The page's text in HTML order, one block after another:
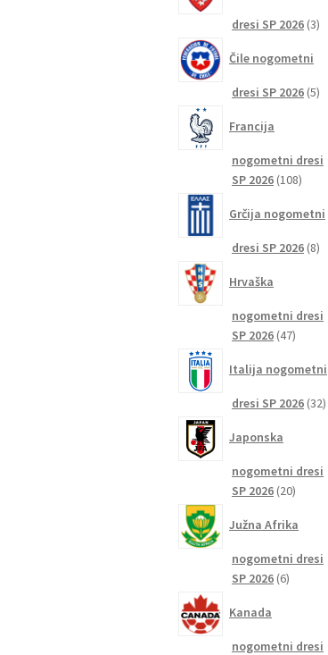
dresi SP 2026 33
Čile nogometni
dresi SP 2026 55
Francija
nogometni dresi
SP 2026 108108
Grčija nogometni
dresi SP 2026 88
Hrvaška
nogometni dresi
SP 2026 4747
Italija nogometni
dresi SP 2026 3232
Japonska
nogometni dresi
SP 2026 2020
Južna Afrika
nogometni dresi
SP 2026 66
Kanada
nogometni dresi